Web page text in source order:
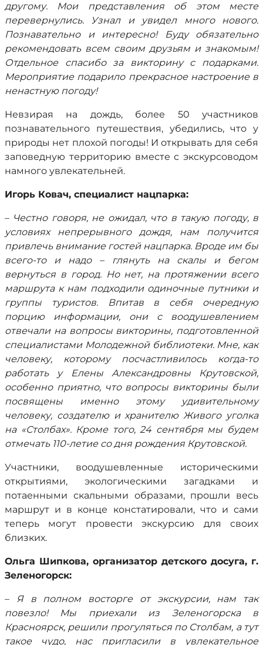
другому. Мои представления об этом месте
перевернулись. Узнал и увидел много нового.
Познавательно и интересно! Буду обязательно
рекомендовать всем своим друзьям и знакомым!
Отдельное спасибо за викторину с подарками.
Мероприятие подарило прекрасное настроение в
ненастную погоду!
Невзирая на дождь, более 50 участников
познавательного путешествия, убедились, что у
природы нет плохой погоды! И открывать для себя
заповедную территорию вместе с экскурсоводом
намного увлекательней.
Игорь Ковач, специалист нацпарка:
– Честно говоря, не ожидал, что в такую погоду, в
условиях непрерывного дождя, нам получится
привлечь внимание гостей нацпарка. Вроде им бы
всего-то и надо – глянуть на скалы и бегом
вернуться в город. Но нет, на протяжении всего
маршрута к нам подходили одиночные путники и
группы туристов. Впитав в себя очередную
порцию информации, они с воодушевлением
отвечали на вопросы викторины, подготовленной
специалистами Молодежной библиотеки. Мне, как
человеку, которому посчастливилось когда-то
работать у Елены Александровны Крутовской,
особенно приятно, что вопросы викторины были
посвящены именно этому удивительному
человеку, создателю и хранителю Живого уголка
на «Столбах». Кроме того, 24 сентября мы будем
отмечать 110-летие со дня рождения Крутовской.
Участники, воодушевленные историческими
открытиями, экологическими загадками и
потаенными скальными образами, прошли весь
маршрут и в конце констатировали, что и сами
теперь могут провести экскурсию для своих
близких.
Ольга Шипкова, организатор детского досуга, г.
Зеленогорск:
– Я в полном восторге от экскурсии, нам так
повезло! Мы приехали из Зеленогорска в
Красноярск, решили прогуляться по Столбам, а тут
такое чудо, нас пригласили в увлекательное